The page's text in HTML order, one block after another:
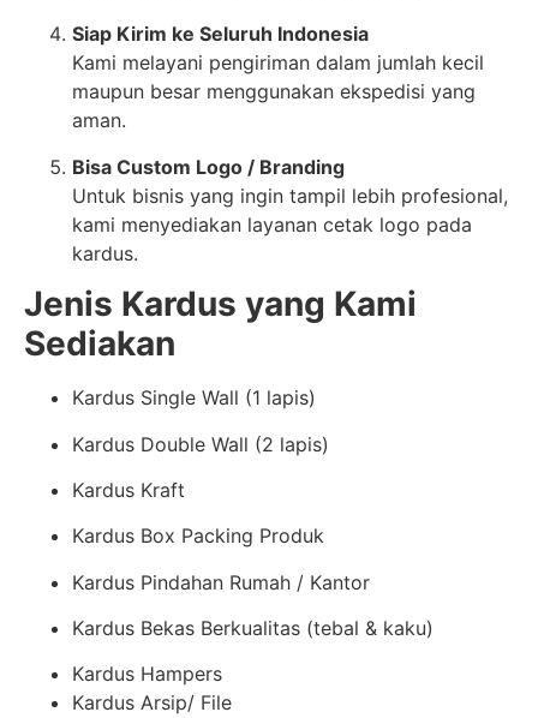
Siap Kirim ke Seluruh Indonesia
Kami melayani pengiriman dalam jumlah kecil
maupun besar menggunakan ekspedisi yang
aman.
Bisa Custom Logo / Branding
Untuk bisnis yang ingin tampil lebih profesional,
kami menyediakan layanan cetak logo pada
kardus.
Jenis Kardus yang Kami
Sediakan
Kardus Single Wall (1 lapis)
Kardus Double Wall (2 lapis)
Kardus Kraft
Kardus Box Packing Produk
Kardus Pindahan Rumah / Kantor
Kardus Bekas Berkualitas (tebal & kaku)
Kardus Hampers
Kardus Arsip/ File